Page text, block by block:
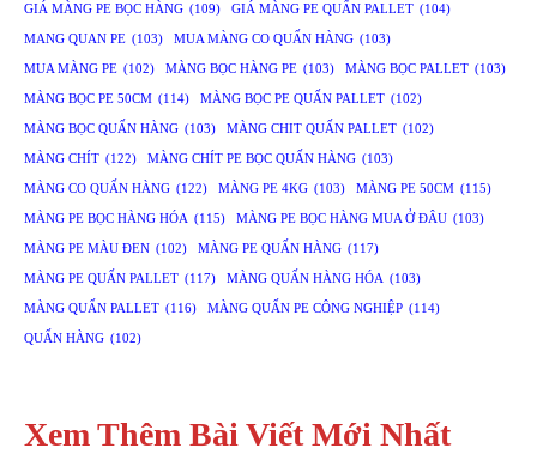
GIÁ MÀNG PE BỌC HÀNG (109) GIÁ MÀNG PE QUẤN PALLET (104)
MANG QUAN PE (103) MUA MÀNG CO QUẤN HÀNG (103)
MUA MÀNG PE (102) MÀNG BỌC HÀNG PE (103) MÀNG BỌC PALLET (103)
MÀNG BỌC PE 50CM (114) MÀNG BỌC PE QUẤN PALLET (102)
MÀNG BỌC QUẤN HÀNG (103) MÀNG CHIT QUẤN PALLET (102)
MÀNG CHÍT (122) MÀNG CHÍT PE BỌC QUẤN HÀNG (103)
MÀNG CO QUẤN HÀNG (122) MÀNG PE 4KG (103) MÀNG PE 50CM (115)
MÀNG PE BỌC HÀNG HÓA (115) MÀNG PE BỌC HÀNG MUA Ở ĐÂU (103)
MÀNG PE MÀU ĐEN (102) MÀNG PE QUẤN HÀNG (117)
MÀNG PE QUẤN PALLET (117) MÀNG QUẤN HÀNG HÓA (103)
MÀNG QUẤN PALLET (116) MÀNG QUẤN PE CÔNG NGHIỆP (114)
QUẤN HÀNG (102)
Xem Thêm Bài Viết Mới Nhất